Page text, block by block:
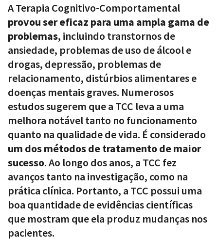
A Terapia Cognitivo-Comportamental
provou ser eficaz para uma ampla gama de
problemas, incluindo transtornos de
ansiedade, problemas de uso de álcool e
drogas, depressão, problemas de
relacionamento, distúrbios alimentares e
doenças mentais graves. Numerosos
estudos sugerem que a TCC leva a uma
melhora notável tanto no funcionamento
quanto na qualidade de vida. É considerado
um dos métodos de tratamento de maior
sucesso. Ao longo dos anos, a TCC fez
avanços tanto na investigação, como na
prática clínica. Portanto, a TCC possui uma
boa quantidade de evidências científicas
que mostram que ela produz mudanças nos
pacientes.